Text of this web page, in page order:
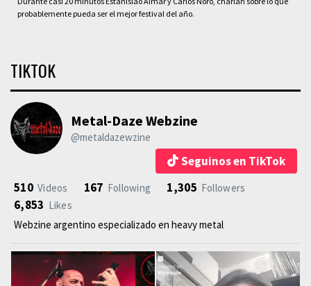
probablemente pueda ser el mejor festival del año.
TIKTOK
Metal-Daze Webzine
@metaldazewzine
Seguinos en TikTok
510 Videos 167 Following 1,305 Followers
6,853 Likes
Webzine argentino especializado en heavy metal